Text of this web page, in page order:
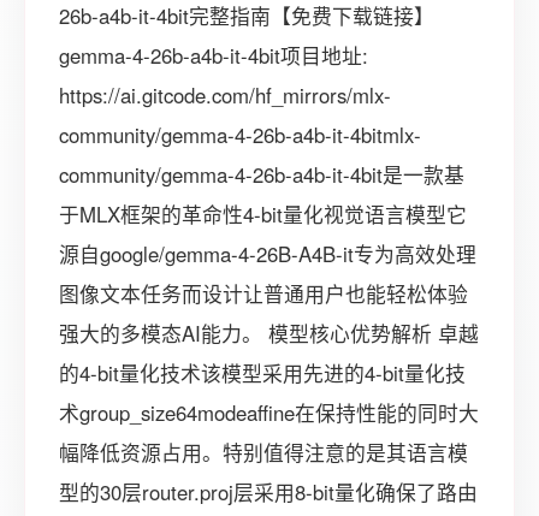
26b-a4b-it-4bit完整指南【免费下载链接】
gemma-4-26b-a4b-it-4bit项目地址:
https://ai.gitcode.com/hf_mirrors/mlx-
community/gemma-4-26b-a4b-it-4bitmlx-
community/gemma-4-26b-a4b-it-4bit是一款基
于MLX框架的革命性4-bit量化视觉语言模型它
源自google/gemma-4-26B-A4B-it专为高效处理
图像文本任务而设计让普通用户也能轻松体验
强大的多模态AI能力。 模型核心优势解析 卓越
的4-bit量化技术该模型采用先进的4-bit量化技
术group_size64modeaffine在保持性能的同时大
幅降低资源占用。特别值得注意的是其语言模
型的30层router.proj层采用8-bit量化确保了路由